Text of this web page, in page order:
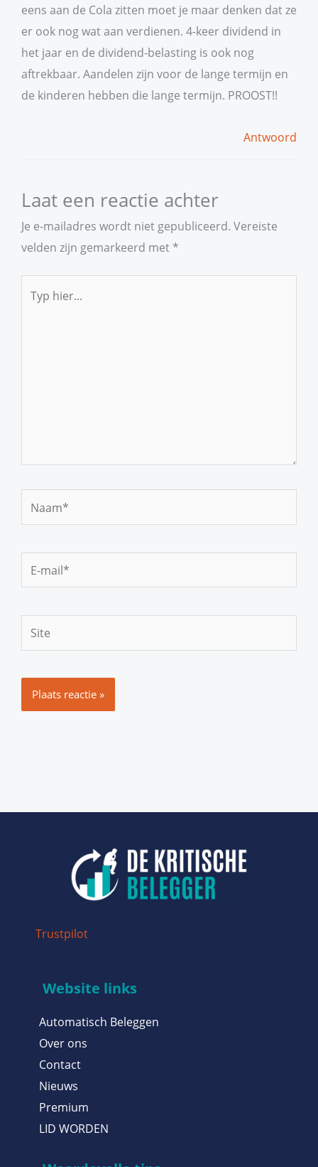
eens aan de Cola zitten moet je maar denken dat ze
er ook nog wat aan verdienen. 4-keer dividend in
het jaar en de dividend-belasting is ook nog
aftrekbaar. Aandelen zijn voor de lange termijn en
de kinderen hebben die lange termijn. PROOST!!
Antwoord
Laat een reactie achter
Je e-mailadres wordt niet gepubliceerd. Vereiste
velden zijn gemarkeerd met *
hier...
mail*
Site
Trustpilot
Website links
Automatisch Beleggen
Over ons
Contact
Nieuws
Premium
LID WORDEN